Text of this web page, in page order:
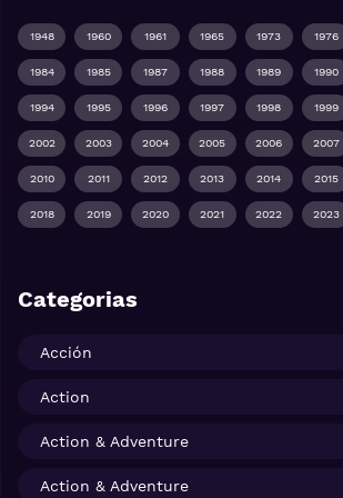
1948 1960 1961 1965 1973 1976
1984 1985 1987 1988 1989 1990
1994 1995 1996 1997 1998 1999
2002 2003 2004 2005 2006 2007
2010 2011 2012 2013 2014 2015
2018 2019 2020 2021 2022 2023
Categorias
Acción
Action
Action & Adventure
Action & Adventure